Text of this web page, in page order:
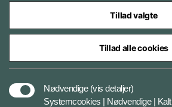
Styrelser og myndigheder under
Tillad valgte
Tillad alle cookies
Nødvendige (vis detaljer)
Systemcookies | Nødvendige |